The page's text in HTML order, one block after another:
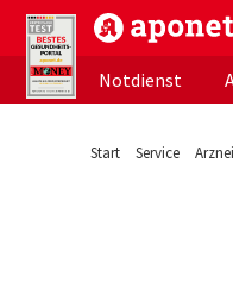
aponet.de - Das
Notdienst
Start Service